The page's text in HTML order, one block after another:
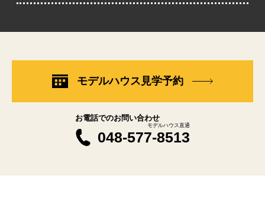
モデルハウス見学予約
お電話でのお問い合わせ
048-577-8513
モデルハウス直通